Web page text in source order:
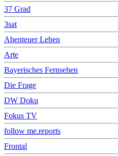
37 Grad
3sat
Abenteuer Leben
Arte
Bayerisches Fernsehen
Die Frage
DW Doku
Fokus TV
follow me.reports
Frontal